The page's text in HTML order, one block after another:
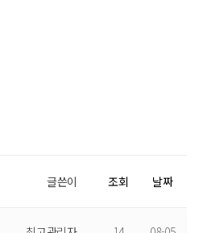
글쓴이 조회 날짜